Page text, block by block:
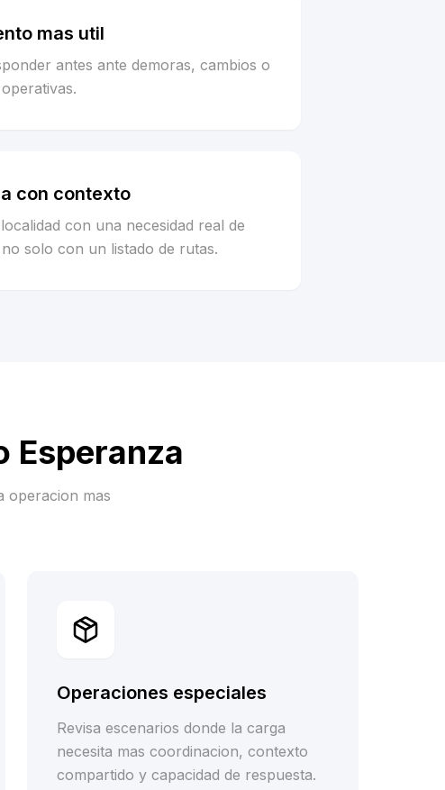
mas util
antes ante demoras, cambios o
con contexto
con una necesidad real de
solo con un listado de rutas.
Esperanza
operacion mas
Operaciones especiales
Revisa escenarios donde la carga
necesita mas coordinacion, contexto
compartido y capacidad de respuesta.